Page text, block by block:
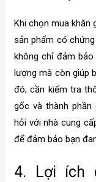
Khi chọn mua khăn
sản phẩm có
không chỉ đảm
lượng mà còn giúp
đó, cần kiểm tra
gốc và thành phần
hỏi với nhà cung
để đảm bảo bạn
4. Lợi ích